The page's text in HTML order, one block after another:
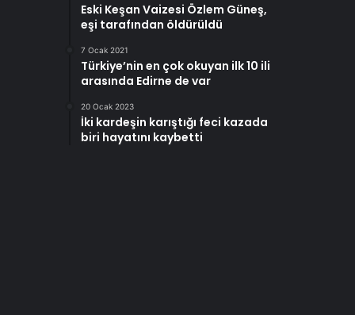
Eski Keşan Vaizesi Özlem Güneş,
eşi tarafından öldürüldü
7 Ocak 2021
Türkiye’nin en çok okuyan ilk 10 ili
arasında Edirne de var
20 Ocak 2023
İki kardeşin karıştığı feci kazada
biri hayatını kaybetti